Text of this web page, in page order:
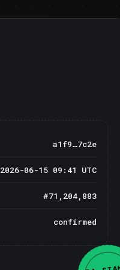
a1f9…7c2e
2026-06-15 09:41 UTC
#71,204,883
confirmed